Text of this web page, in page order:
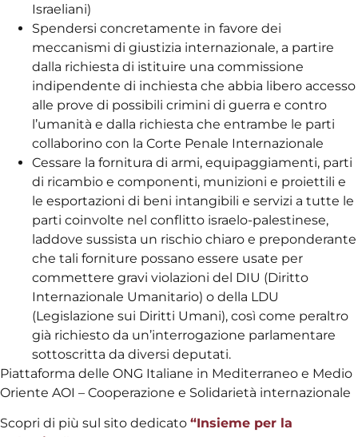
Israeliani)
Spendersi concretamente in favore dei
meccanismi di giustizia internazionale, a partire
dalla richiesta di istituire una commissione
indipendente di inchiesta che abbia libero accesso
alle prove di possibili crimini di guerra e contro
l’umanità e dalla richiesta che entrambe le parti
collaborino con la Corte Penale Internazionale
Cessare la fornitura di armi, equipaggiamenti, parti
di ricambio e componenti, munizioni e proiettili e
le esportazioni di beni intangibili e servizi a tutte le
parti coinvolte nel conflitto israelo-palestinese,
laddove sussista un rischio chiaro e preponderante
che tali forniture possano essere usate per
commettere gravi violazioni del DIU (Diritto
Internazionale Umanitario) o della LDU
(Legislazione sui Diritti Umani), così come peraltro
già richiesto da un’interrogazione parlamentare
sottoscritta da diversi deputati.
Piattaforma delle ONG Italiane in Mediterraneo e Medio
Oriente AOI – Cooperazione e Solidarietà internazionale
Scopri di più sul sito dedicato “Insieme per la